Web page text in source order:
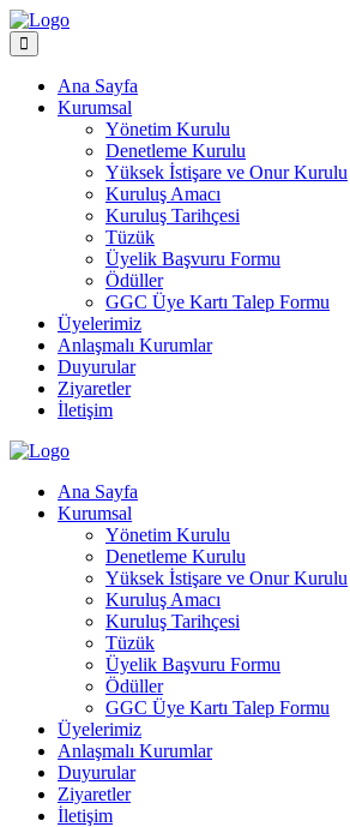
Ana Sayfa
Kurumsal
Yönetim Kurulu
Denetleme Kurulu
Yüksek İstişare ve Onur Kurulu
Kuruluş Amacı
Kuruluş Tarihçesi
Tüzük
Üyelik Başvuru Formu
Ödüller
GGC Üye Kartı Talep Formu
Üyelerimiz
Anlaşmalı Kurumlar
Duyurular
Ziyaretler
İletişim
Ana Sayfa
Kurumsal
Yönetim Kurulu
Denetleme Kurulu
Yüksek İstişare ve Onur Kurulu
Kuruluş Amacı
Kuruluş Tarihçesi
Tüzük
Üyelik Başvuru Formu
Ödüller
GGC Üye Kartı Talep Formu
Üyelerimiz
Anlaşmalı Kurumlar
Duyurular
Ziyaretler
İletişim